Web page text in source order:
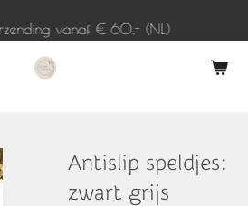
vanaf € 60,- (NL)
Antislip speldjes:
zwart grijs